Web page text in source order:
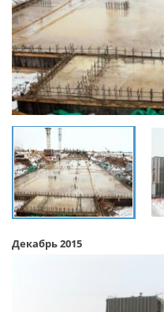
Декабрь 2015